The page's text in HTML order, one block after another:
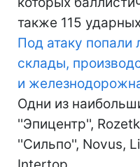
также 115
Под атаку попали
склады,
и
Одни из
''Эпицентр'',
''Сильпо'', Novus,